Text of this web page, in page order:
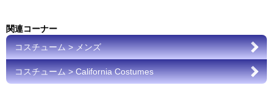
関連コーナー
コスチューム > メンズ
コスチューム > California Costumes